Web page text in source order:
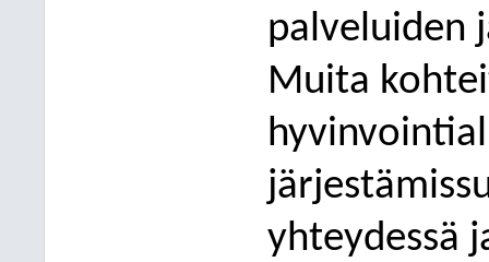
palveluiden
Muita
yhteydessä